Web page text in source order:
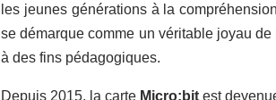
les jeunes générations à la
se démarque comme un véritable joyau
à des fins pédagogiques.
Depuis 2015, la carte Micro:bit est